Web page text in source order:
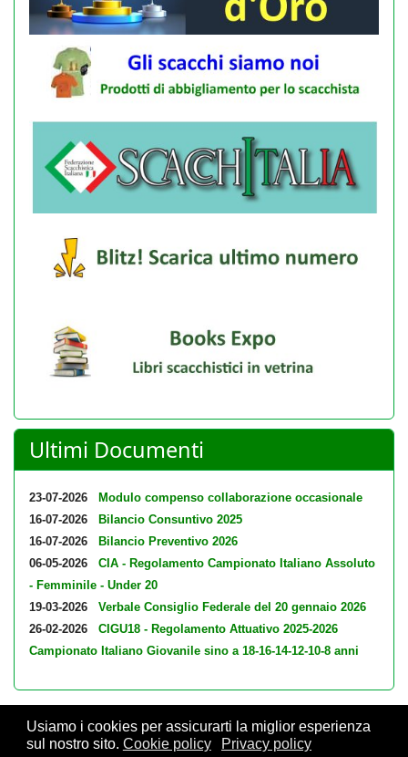
Usiamo i cookies per assicurarti la miglior esperienza
sul nostro sito. Cookie policy Privacy policy
Ultimi Documenti
23-07-2026
Modulo compenso collaborazione occasionale
16-07-2026
Bilancio Consuntivo 2025
16-07-2026
Bilancio Preventivo 2026
06-05-2026
CIA - Regolamento Campionato Italiano Assoluto
- Femminile - Under 20
19-03-2026
Verbale Consiglio Federale del 20 gennaio 2026
26-02-2026
CIGU18 - Regolamento Attuativo 2025-2026
Campionato Italiano Giovanile sino a 18-16-14-12-10-8 anni